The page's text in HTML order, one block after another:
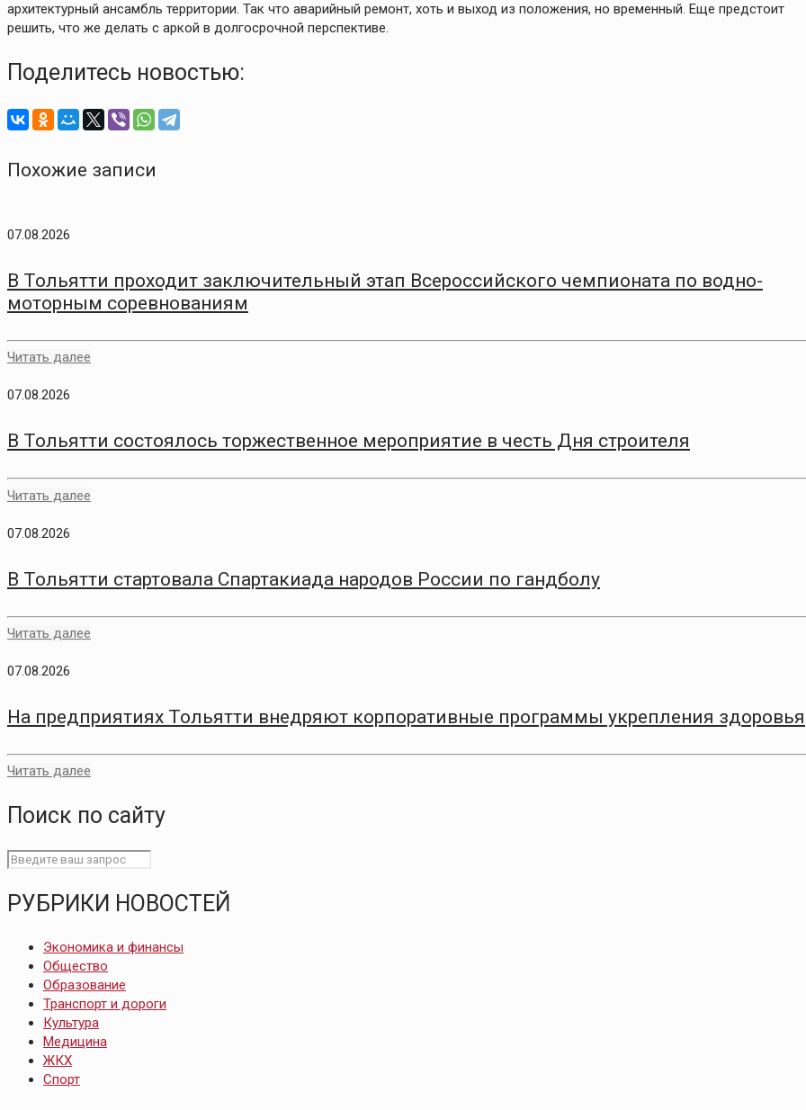
архитектурный ансамбль территории. Так что аварийный ремонт, хоть и выход из положения, но временный. Еще предстоит
решить, что же делать с аркой в долгосрочной перспективе.
Поделитесь новостью:
Похожие записи
07.08.2026
В Тольятти проходит заключительный этап Всероссийского чемпионата по водно-
моторным соревнованиям
Читать далее
07.08.2026
В Тольятти состоялось торжественное мероприятие в честь Дня строителя
Читать далее
07.08.2026
В Тольятти стартовала Спартакиада народов России по гандболу
Читать далее
07.08.2026
На предприятиях Тольятти внедряют корпоративные программы укрепления здоровья
Читать далее
Поиск по сайту
РУБРИКИ НОВОСТЕЙ
Экономика и финансы
Общество
Образование
Транспорт и дороги
Культура
Медицина
ЖКХ
Спорт